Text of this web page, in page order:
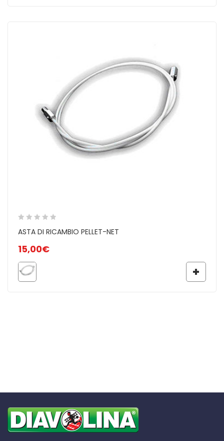
ASTA DI RICAMBIO PELLET-NET
15,00€